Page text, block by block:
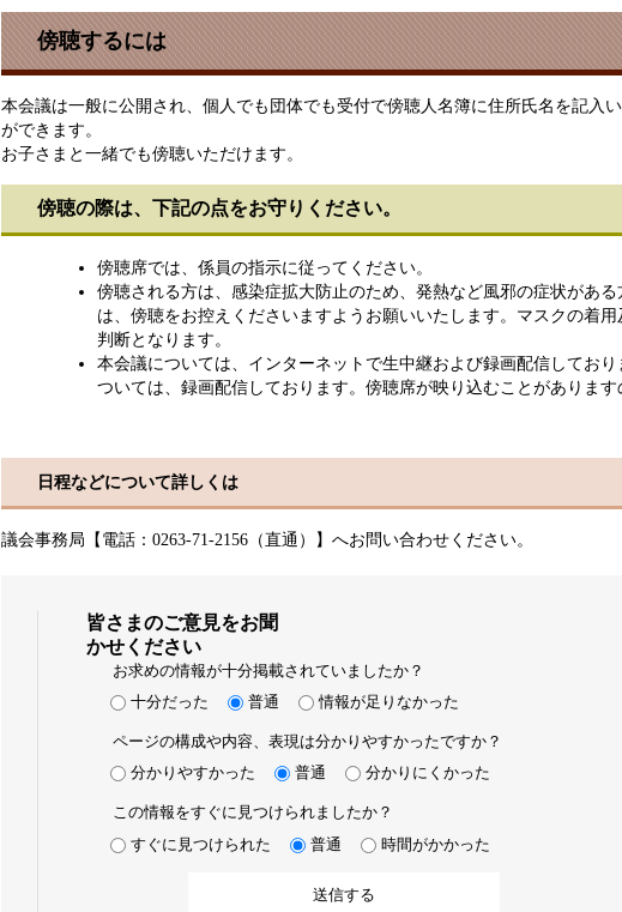
傍聴するには
本会議は一般に公開され、個人でも団体でも受付で傍聴人名簿に住所氏名を記入
ができます。​
お子さまと一緒でも傍聴いただけます。
傍聴の際は、下記の点をお守りください。
傍聴席では、係員の指示に従ってください。
傍聴される方は、感染症拡大防止のため、発熱など風邪の症状があ
は、傍聴をお控えくださいますようお願いいたします。マスクの着
判断となります。
本会議については、インターネットで生中継および録画配信してお
ついては、録画配信しております。傍聴席が映り込むことがあります
日程などについて詳しくは
議会事務局【電話：0263-71-2156（直通）】へお問い合わせください。
皆さまのご意見をお聞
かせください
お求めの情報が十分掲載されていましたか？
十分だった
普通 情報が足りなかった
ページの構成や内容、表現は分かりやすかったですか？
分かりやすかった
普通 分かりにくかった
この情報をすぐに見つけられましたか？
すぐに見つけられた
普通 時間がかかった